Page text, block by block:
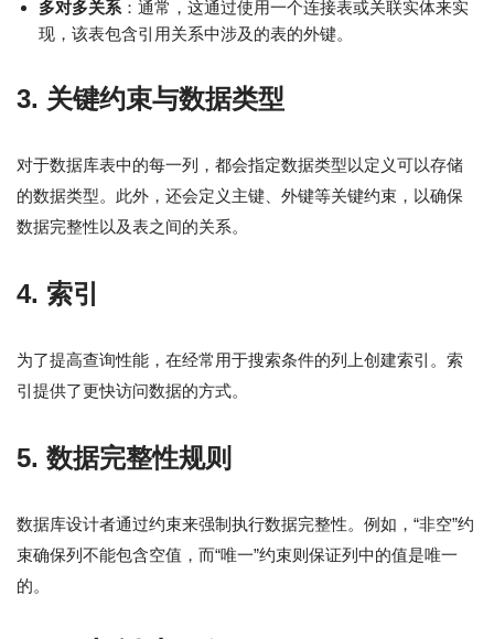
多对多关系 ：通常，这通过使用一个连接表或关联实体来实
现，该表包含引用关系中涉及的表的外键。
3. 关键约束与数据类型
对于数据库表中的每一列，都会指定数据类型以定义可以存储
的数据类型。此外，还会定义主键、外键等关键约束，以确保
数据完整性以及表之间的关系。
4. 索引
为了提高查询性能，在经常用于搜索条件的列上创建索引。索
引提供了更快访问数据的方式。
5. 数据完整性规则
数据库设计者通过约束来强制执行数据完整性。例如，“非空”约
束确保列不能包含空值，而“唯一”约束则保证列中的值是唯一
的。